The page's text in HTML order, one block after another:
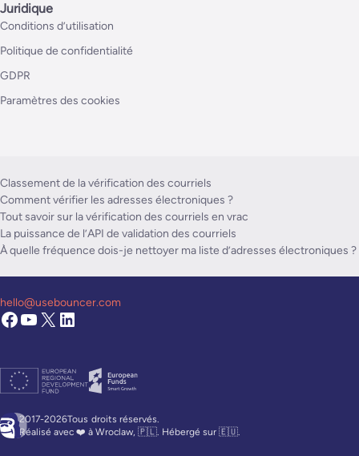
Juridique
Conditions d’utilisation
Politique de confidentialité
GDPR
Paramètres des cookies
Classement de la vérification des courriels
Comment vérifier les adresses électroniques ?
Tout savoir sur la vérification des courriels en vrac
La puissance de l’API de validation des courriels
À quelle fréquence dois-je nettoyer ma liste d’adresses électroniques ?
2017-2026Tous droits réservés.
Réalisé avec ❤️ à Wroclaw, 🇵🇱. Hébergé sur 🇪🇺.
hello@usebouncer.com